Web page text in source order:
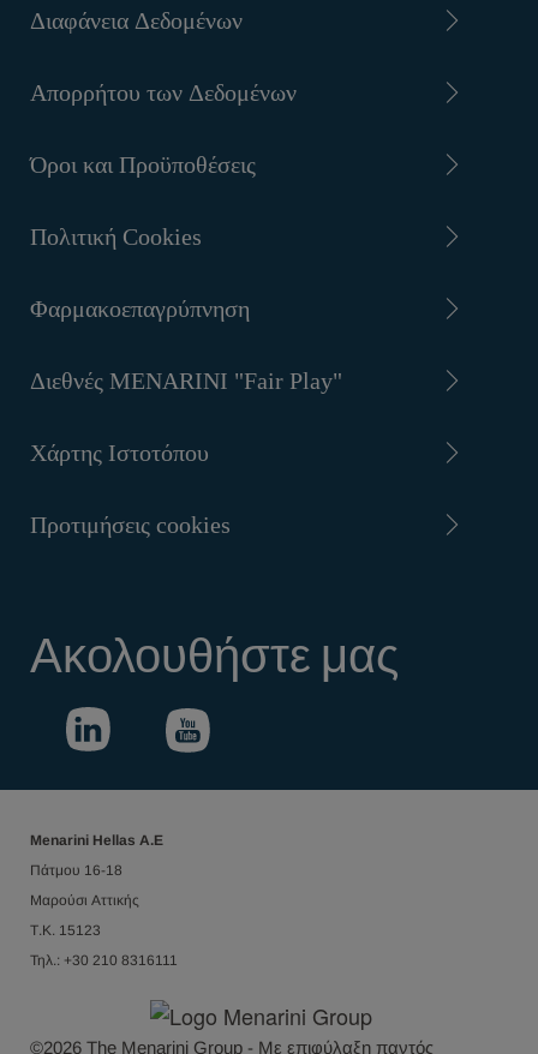
Διαφάνεια Δεδομένων
Απορρήτου των Δεδομένων
Όροι και Προϋποθέσεις
Πολιτική Cookies
Φαρμακοεπαγρύπνηση
Διεθνές MENARINI "Fair Play"
Χάρτης Ιστοτόπου
Προτιμήσεις cookies
Ακολουθήστε μας
Menarini Hellas Α.Ε
Πάτμου 16-18
Μαρούσι Αττικής
Τ.Κ. 15123
Τηλ.: +30 210 8316111
©2026 The Menarini Group - Με επιφύλαξη παντός